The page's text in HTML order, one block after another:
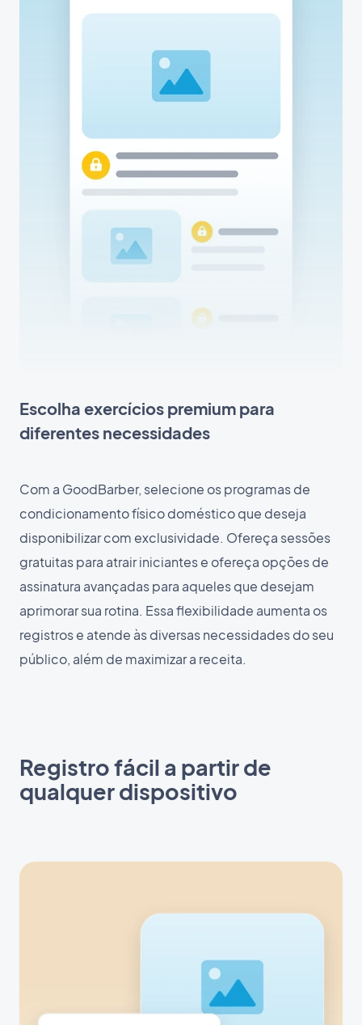
Escolha exercícios premium para
diferentes necessidades
Com a GoodBarber, selecione os programas de
condicionamento físico doméstico que deseja
disponibilizar com exclusividade. Ofereça sessões
gratuitas para atrair iniciantes e ofereça opções de
assinatura avançadas para aqueles que desejam
aprimorar sua rotina. Essa flexibilidade aumenta os
registros e atende às diversas necessidades do seu
público, além de maximizar a receita.
Registro fácil a partir de
qualquer dispositivo